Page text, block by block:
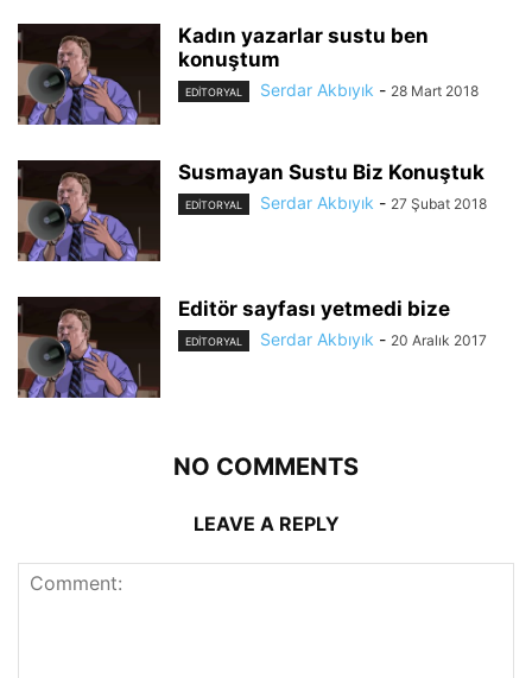
Kadın yazarlar sustu ben
konuştum
EDİTORYAL Serdar Akbıyık - 28 Mart 2018
Susmayan Sustu Biz Konuştuk
EDİTORYAL Serdar Akbıyık - 27 Şubat 2018
Editör sayfası yetmedi bize
EDİTORYAL Serdar Akbıyık - 20 Aralık 2017
NO COMMENTS
LEAVE A REPLY